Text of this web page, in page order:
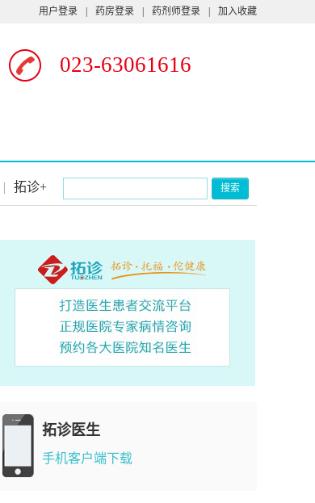
用户登录 药房登录 药剂师登录 加入收藏
023-63061616
| 拓诊+ 搜索
拓诊医生
手机客户端下载